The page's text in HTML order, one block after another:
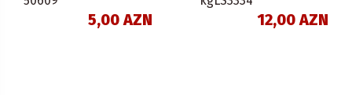
5,00 AZN 12,00 AZN